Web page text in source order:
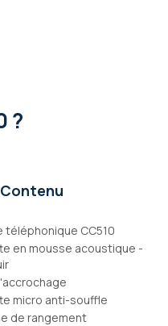
?
Contenu
téléphonique CC510
en mousse acoustique -
micro anti-souffle
de rangement